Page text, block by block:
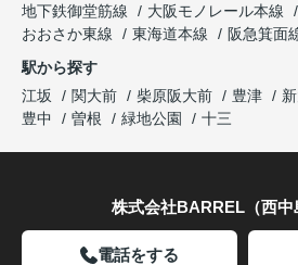
地下鉄御堂筋線
大阪モノレール本線
おおさか東線
東海道本線 阪急箕面
駅から探す
江坂
関大前 柴原阪大前 豊津
豊中
曽根 緑地公園 十三
株式会社BARREL（西中
電話をする